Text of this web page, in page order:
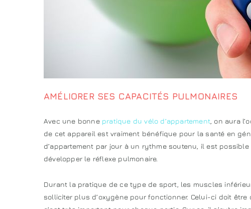
AMÉLIORER SES CAPACITÉS PULMONAIRES
Avec une bonne pratique du vélo d’appartement , on aura
de cet appareil est vraiment bénéfique pour la santé en
d’appartement par jour à un rythme soutenu, il est
développer le réflexe pulmonaire.
Durant la pratique de ce type de sport, les muscles
solliciter plus d’oxygène pour fonctionner. Celui-ci doit